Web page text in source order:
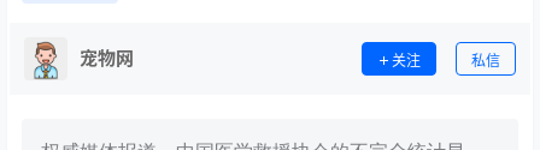
宠物网 关注 私信